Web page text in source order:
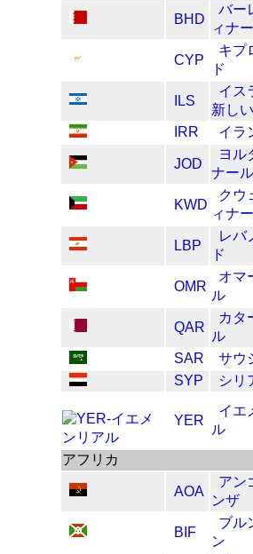
BHD
バー
ィナ
CYP
キプ
ド
ILS
イス
新し
IRR
イラ
JOD
ヨル
ナール
KWD
クウ
ィナ
LBP
レバ
ド
OMR
オマ
ル
QAR
カタ
ル
SAR
サウ
SYP
シリ
YER
イエ
ル
アフリカ
AOA
アン
ンザ
BIF
ブル
ン